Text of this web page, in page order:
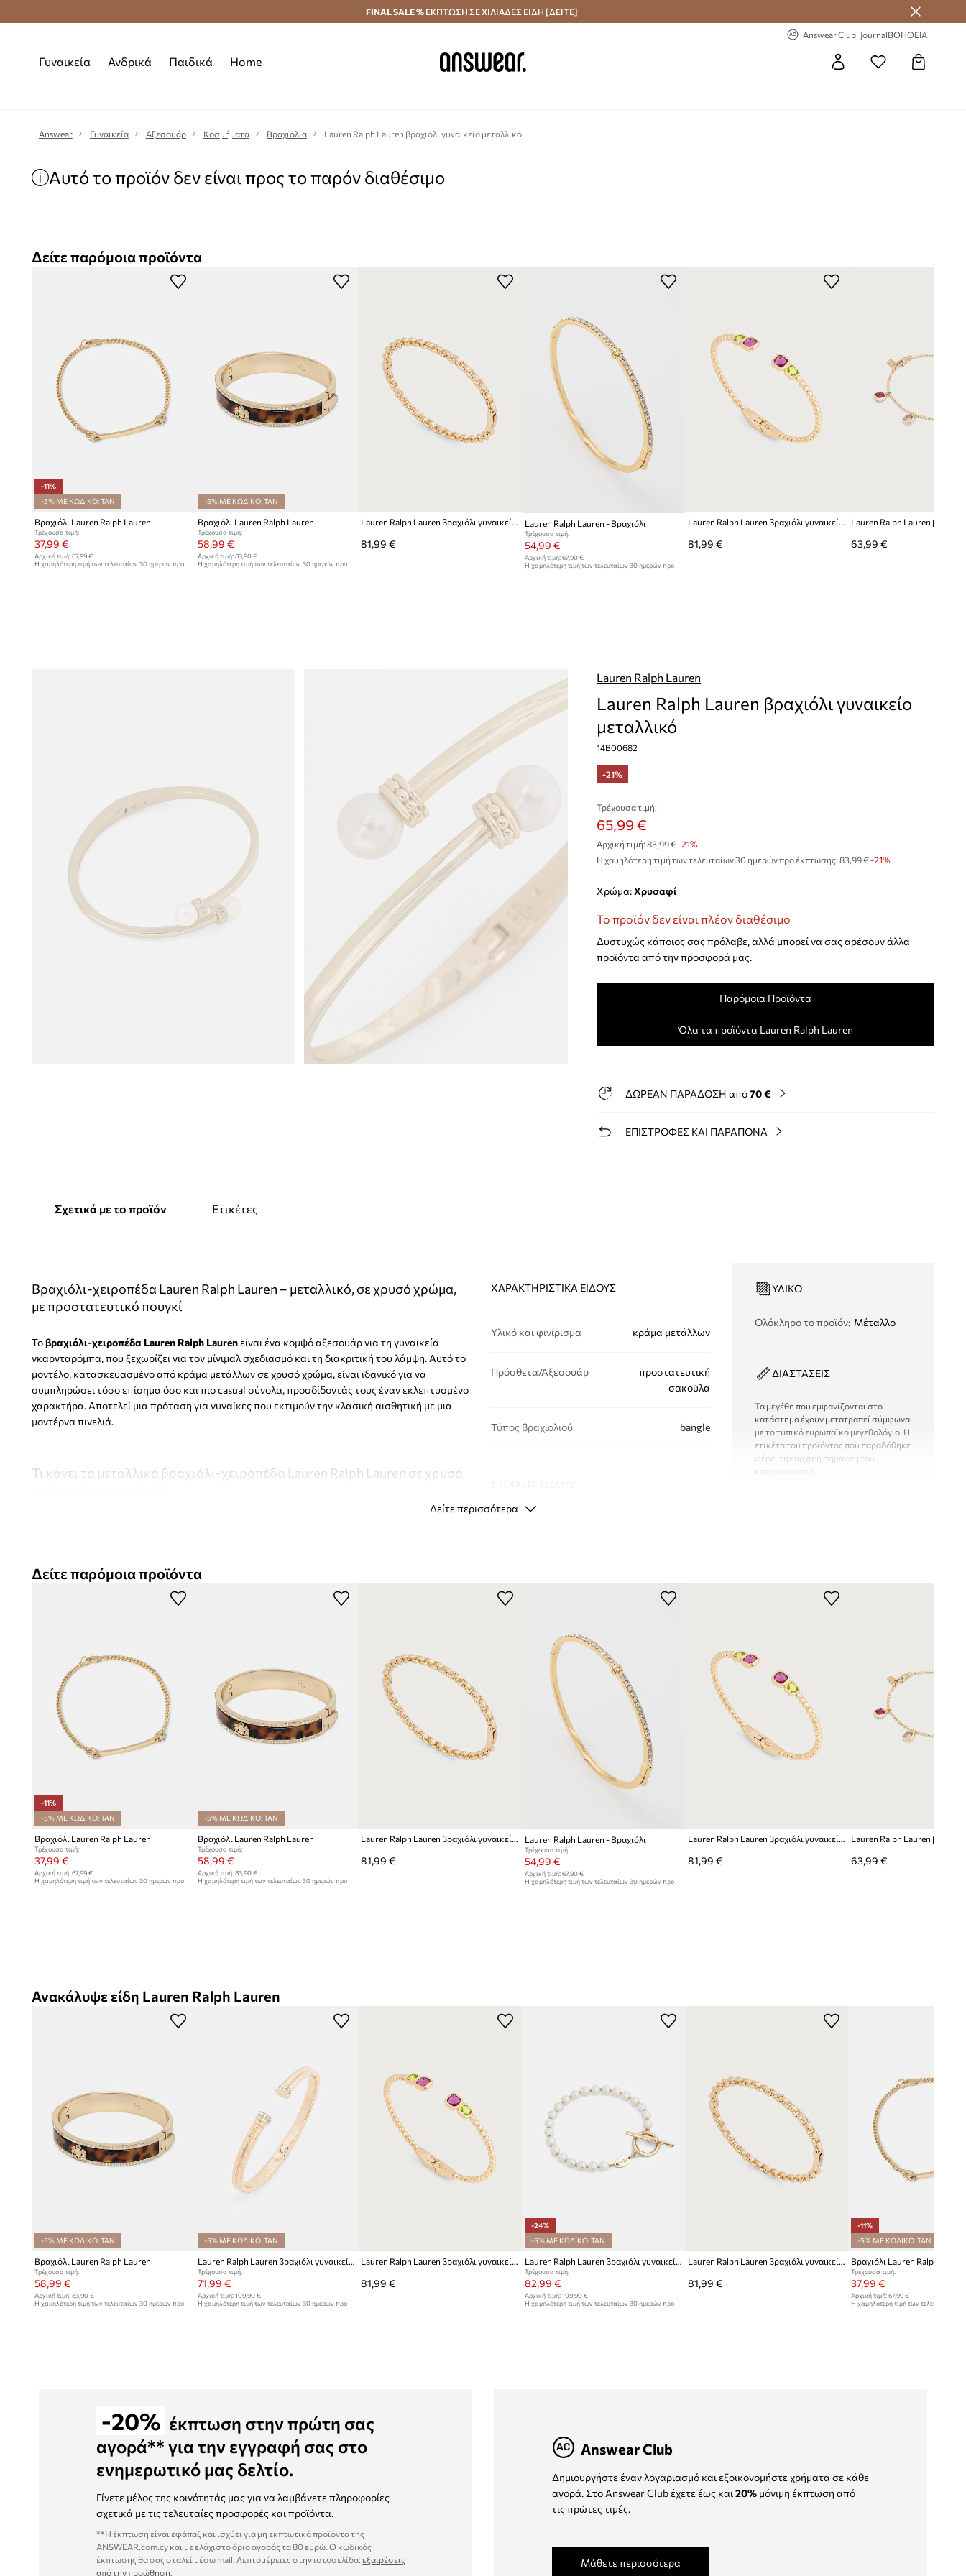
Δωρεάν μεταφορικά άνω των 70 € Αποστολή σε 24 ώρες Εξοικονομήστε με το Answear Club
FINAL SALE % ΕΚΠΤΩΣΗ ΣΕ ΧΙΛΙΑΔΕΣ ΕΙΔΗ [ΔΕΙΤΕ]
Answear Club JournalΒΟΗΘΕΙΑ
Γυναικεία Ανδρικά Παιδικά Home
Answear Γυναικεία Αξεσουάρ Κοσμήματα Βραχιόλια Lauren Ralph Lauren βραχιόλι γυναικείο μεταλλικό
Αυτό το προϊόν δεν είναι προς το παρόν διαθέσιμο
Δείτε παρόμοια προϊόντα
-11%
-5% ΜΕ ΚΩΔΙΚΟ: TAN
Βραχιόλι Lauren Ralph Lauren
Τρέχουσα τιμή:
37,99 €
Αρχική τιμή: 67,99 €
Η χαμηλότερη τιμή των τελευταίων 30 ημερών προ
-5% ΜΕ ΚΩΔΙΚΟ: TAN
Βραχιόλι Lauren Ralph Lauren
Τρέχουσα τιμή:
58,99 €
Αρχική τιμή:83,90 €
Η χαμηλότερη τιμή των τελευταίων 30 ημερών προ
Lauren Ralph Lauren βραχιόλι γυναικείο μεταλλικό
81,99 €
Lauren Ralph Lauren - Βραχιόλι
Τρέχουσα τιμή:
54,99 €
Αρχική τιμή: 67,90 €
Η χαμηλότερη τιμή των τελευταίων 30 ημερών προ
Lauren Ralph Lauren βραχιόλι γυναικείο ορείχαλκο
81,99 € 63,99 €
Lauren Ralph Lauren
Lauren Ralph Lauren βραχιόλι γυναικείο
μεταλλικό
14B00682
-21%
Τρέχουσα τιμή:
65,99 €
Αρχική τιμή: 83,99 €-21%
Η χαμηλότερη τιμή των τελευταίων 30 ημερών προ έκπτωσης: 83,99 € -21%
Χρώμα: χρυσαφί
Το προϊόν δεν είναι πλέον διαθέσιμο
Δυστυχώς κάποιος σας πρόλαβε, αλλά μπορεί να σας αρέσουν άλλα
προϊόντα από την προσφορά μας.
Παρόμοια Προϊόντα
Όλα τα προϊόντα Lauren Ralph Lauren
ΔΩΡΕΑΝ ΠΑΡΑΔΟΣΗ από70 €
ΕΠΙΣΤΡΟΦΕΣ ΚΑΙ ΠΑΡΑΠΟΝΑ
Σχετικά με το προϊόν Ετικέτες
Βραχιόλι-χειροπέδα Lauren Ralph Lauren – μεταλλικό, σε χρυσό χρώμα,
με προστατευτικό πουγκί
Τοβραχιόλι-χειροπέδα Lauren Ralph Laurenείναι ένα κομψό αξεσουάρ για τη γυναικεία
γκαρνταρόμπα, που ξεχωρίζει για τον μίνιμαλ σχεδιασμό και τη διακριτική του λάμψη. Αυτό το
μοντέλο, κατασκευασμένο από κράμα μετάλλων σε χρυσό χρώμα, είναι ιδανικό για να
συμπληρώσει τόσο επίσημα όσο και πιο casual σύνολα, προσδίδοντάς τους έναν εκλεπτυσμένο
χαρακτήρα. Αποτελεί μια πρόταση για γυναίκες που εκτιμούν την κλασική αισθητική με μια
μοντέρνα πινελιά.
Τι κάνει το μεταλλικό βραχιόλι-χειροπέδα Lauren Ralph Lauren σε χρυσό
καρπό, προσφέροντας ευελιξία στους συνδυασμούς
– το μοντέλο συνδυάζεται τέλεια με διάφορα στυλ, από
χρήση χωρίς απώλεια της αισθητικής του
Χρυσό χρώμα
– κομψό φινίρισμα που προσθέτει λάμψη και φινέτσα σε κάθε
εμφάνιση
Τύπος χειροπέδας (bangle)
– άνετη φόρμα βραχιολιού που προσαρμόζεται
εύκολα στον καρπό, επιτρέποντας άνετη εφαρμογή
Περιλαμβάνεται προστατευτικό πουγκί
στην ασφαλή αποθήκευση του κοσμήματος
ΧΑΡΑΚΤΗΡΙΣΤΙΚΆ ΕΊΔΟΥΣ
Υλικό και φινίρισμα κράμα μετάλλων
Πρόσθετα/Αξεσουάρ
προστατευτική
σακούλα
Τύπος βραχιολιού bangle
Χρώμα χρυσαφί
ID προϊόντος
ΥΛΙΚΌ
Ολόκληρο το προϊόν: Μέταλλο
ΔΙΑΣΤΑΣΕΙΣ
Τα μεγέθη που εμφανίζονται στο
κατάστημα έχουν μετατραπεί σύμφωνα
με το τυπικό ευρωπαϊκό μεγεθολόγιο. Η
ετικέτα του προϊόντος που παραδόθηκε
φέρει την αρχική σήμανση του
Δείτε περισσότερα
Δείτε παρόμοια προϊόντα
-11%
-5% ΜΕ ΚΩΔΙΚΟ: TAN
Βραχιόλι Lauren Ralph Lauren
Τρέχουσα τιμή:
37,99 €
Αρχική τιμή: 67,99 €
Η χαμηλότερη τιμή των τελευταίων 30 ημερών προ
-5% ΜΕ ΚΩΔΙΚΟ: TAN
Βραχιόλι Lauren Ralph Lauren
Τρέχουσα τιμή:
58,99 €
Αρχική τιμή:83,90 €
Η χαμηλότερη τιμή των τελευταίων 30 ημερών προ
81,99 €
Lauren Ralph Lauren - Βραχιόλι
Τρέχουσα τιμή:
54,99 €
Αρχική τιμή: 67,90 €
Η χαμηλότερη τιμή των τελευταίων 30 ημερών προ
81,99 € 63,99 €
Ανακάλυψε είδη Lauren Ralph Lauren
-5% ΜΕ ΚΩΔΙΚΟ: TAN
Βραχιόλι Lauren Ralph Lauren
Τρέχουσα τιμή:
58,99 €
Αρχική τιμή: 83,90 €
Η χαμηλότερη τιμή των τελευταίων 30 ημερών προ
-5% ΜΕ ΚΩΔΙΚΟ: TAN
Τρέχουσα τιμή:
71,99 €
Αρχική τιμή:109,90 €
Η χαμηλότερη τιμή των τελευταίων 30 ημερών προ
81,99 €
-24%
-5% ΜΕ ΚΩΔΙΚΟ: TAN
Τρέχουσα τιμή:
82,99 €
Αρχική τιμή: 109,90 €
Η χαμηλότερη τιμή των τελευταίων 30 ημερών προ
81,99 €
-11%
-5% ΜΕ ΚΩΔΙΚΟ: TAN
Βραχιόλι Lauren Ralph
Τρέχουσα τιμή:
37,99 €
Αρχική τιμή: 67,99 €
Η χαμηλότερη τιμή των τελευταίων
-20% έκπτωση στην πρώτη σας
αγορά** για την εγγραφή σας στο
ενημερωτικό μας δελτίο.
Γίνετε μέλος της κοινότητάς μας για να λαμβάνετε πληροφορίες
σχετικά με τις τελευταίες προσφορές και προϊόντα.
**Η έκπτωση είναι εφάπαξ και ισχύει για μη εκπτωτικά προϊόντα της
ANSWEAR.com.cy και με ελάχιστο όριο αγοράς τα 80 ευρώ. Ο κωδικός
έκπτωσης θα σας σταλεί μέσω mail. Λεπτομέρειες στην ιστοσελίδα:εξαιρέσεις
από την προώθηση.
Answear Club
Δημιουργήστε έναν λογαριασμό και εξοικονομήστε χρήματα σε κάθε
αγορά. Στο Answear Club έχετε έως και20%μόνιμη έκπτωση από
τις πρώτες τιμές.
Μάθετε περισσότερα